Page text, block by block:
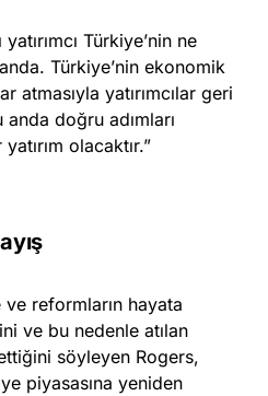
Türkiye’nin ne
Türkiye’nin ekonomik
atmasıyla yatırımcılar geri
doğru adımları
olacaktır.”
ve reformların hayata
ve bu nedenle atılan
söyleyen Rogers,
piyasasına yeniden